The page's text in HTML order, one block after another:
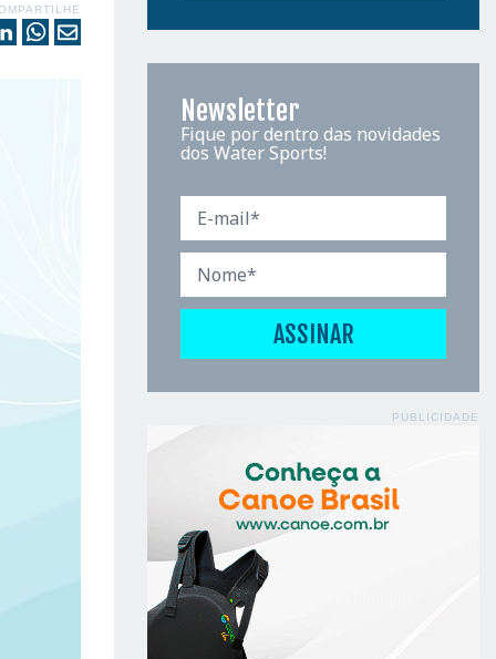
Newsletter
Fique por dentro das novidades
dos Water Sports!
PUBLICIDADE